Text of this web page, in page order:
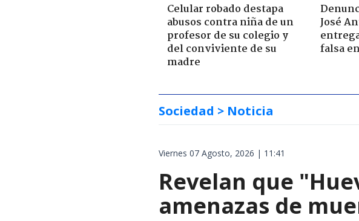
Celular robado destapa
abusos contra niña de un
profesor de su colegio y
del conviviente de su
madre
José
falsa
Sociedad > Noticia
Viernes 07 Agosto, 2026 | 11:41
Revelan que
amenazas de